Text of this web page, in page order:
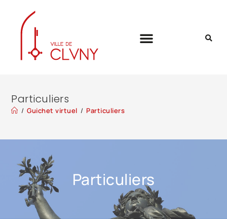
Particuliers
/ Guichet virtuel / Particuliers
Particuliers